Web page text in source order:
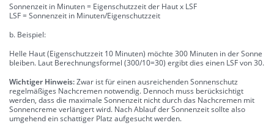
Sonnenzeit in Minuten = Eigenschutzzeit der Haut x LSF
LSF = Sonnenzeit in Minuten/Eigenschutzzeit
b. Beispiel:
Helle Haut (Eigenschutzzeit 10 Minuten) möchte 300 Minuten in der Sonne
bleiben. Laut Berechnungsformel (300/10=30) ergibt dies einen LSF von 30.
Wichtiger Hinweis:Zwar ist für einen ausreichenden Sonnenschutz
regelmäßiges Nachcremen notwendig. Dennoch muss berücksichtigt
werden, dass die maximale Sonnenzeit nicht durch das Nachcremen mit
Sonnencreme verlängert wird. Nach Ablauf der Sonnenzeit sollte also
umgehend ein schattiger Platz aufgesucht werden.